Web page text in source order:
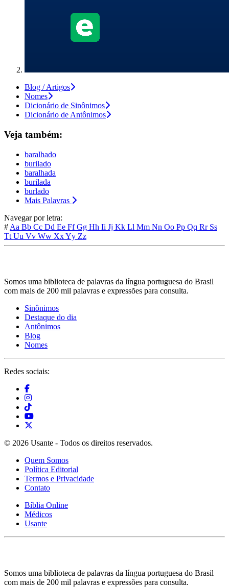
Blog / Artigos
Nomes
Dicionário de Sinônimos
Dicionário de Antônimos
Veja também:
baralhado
burilado
baralhada
burilada
burlado
Mais Palavras
Navegar por letra:
# Aa Bb Cc Dd Ee FfGg Hh Ii Jj Kk Ll Mm Nn Oo Pp Qq Rr Ss
Tt Uu Vv Ww XxYy Zz
Somos uma biblioteca de palavras da língua portuguesa do Brasil
com mais de 200 mil palavras e expressões para consulta.
Sinônimos
Destaque do dia
Antônimos
Blog
Nomes
Redes sociais:
© 2026 Usante - Todos os direitos reservados.
Quem Somos
Política Editorial
Termos e Privacidade
Contato
Bíblia Online
Médicos
Usante
Somos uma biblioteca de palavras da língua portuguesa do Brasil
com mais de 200 mil palavras e expressões para consulta.